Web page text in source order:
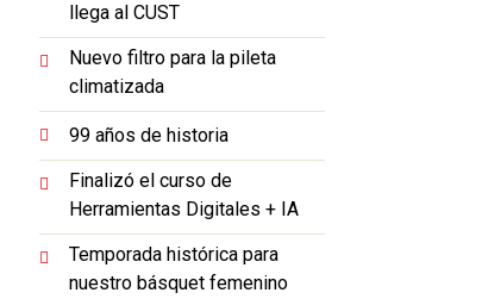
llega al CUST
Nuevo filtro para la pileta
climatizada
99 años de historia
Finalizó el curso de
Herramientas Digitales + IA
Temporada histórica para
nuestro básquet femenino